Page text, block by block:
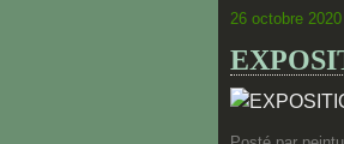
26 octobre 2020